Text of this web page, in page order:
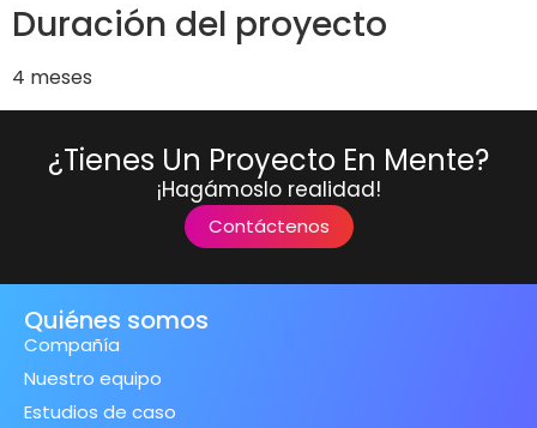
Duración del proyecto
4 meses
¿Tienes Un Proyecto En Mente?
¡Hagámoslo realidad!
Contáctenos
Quiénes somos
Compañía
Nuestro equipo
Estudios de caso